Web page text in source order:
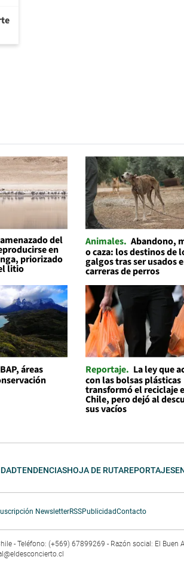
del
en
priorizado
litio
Animales Abandono,
o caza: los destinos de
galgos tras ser usados
carreras de perros
áreas
Reportaje La ley que
con las bolsas plásticas
transformó el reciclaje
Chile, pero dejó al
sus vacíos
TENDENCIASHOJA DE RUTAREPORTAJES
NewsletterRSSPublicidadContacto
- Teléfono: (+569) 67899269 - Razón social: El Buen